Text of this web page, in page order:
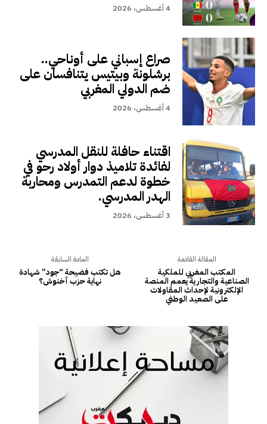
4 أغسطس، 2026
صراع إسباني على أوناحي..
برشلونة وبيتيس يتنافسان على
ضم الدولي المغربي
4 أغسطس، 2026
اقتناء حافلة للنقل المدرسي
لفائدة تلاميذ دوار أولاد رحو في
خطوة لدعم التمدرس ومحاربة
الهدر المدرسي.
3 أغسطس، 2026
المادة السابقة
هل تكتب فضيحة “جود” شهادة
نهاية حزب أخنوش؟
المقالة القادمة
المكتب المغربي للملكية
الصناعية والتجارية يعمم المنصة
الإلكترونية لإحداث المقاولات
على الصعيد الوطني